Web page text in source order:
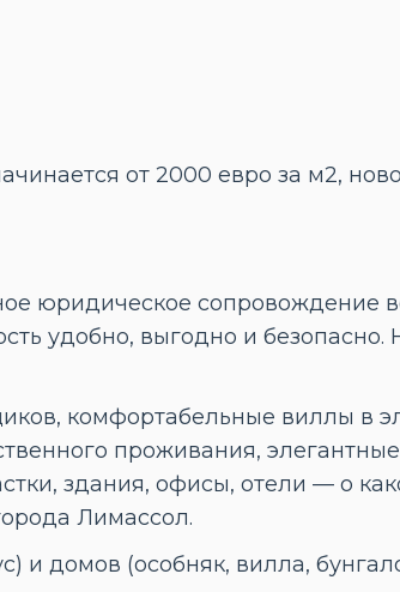
от 2000 евро за м2,
юридическое сопровождение
удобно, выгодно и
комфортабельные виллы в
проживания,
здания, офисы, отели — о
Лимассол.
и домов (особняк, вилла,